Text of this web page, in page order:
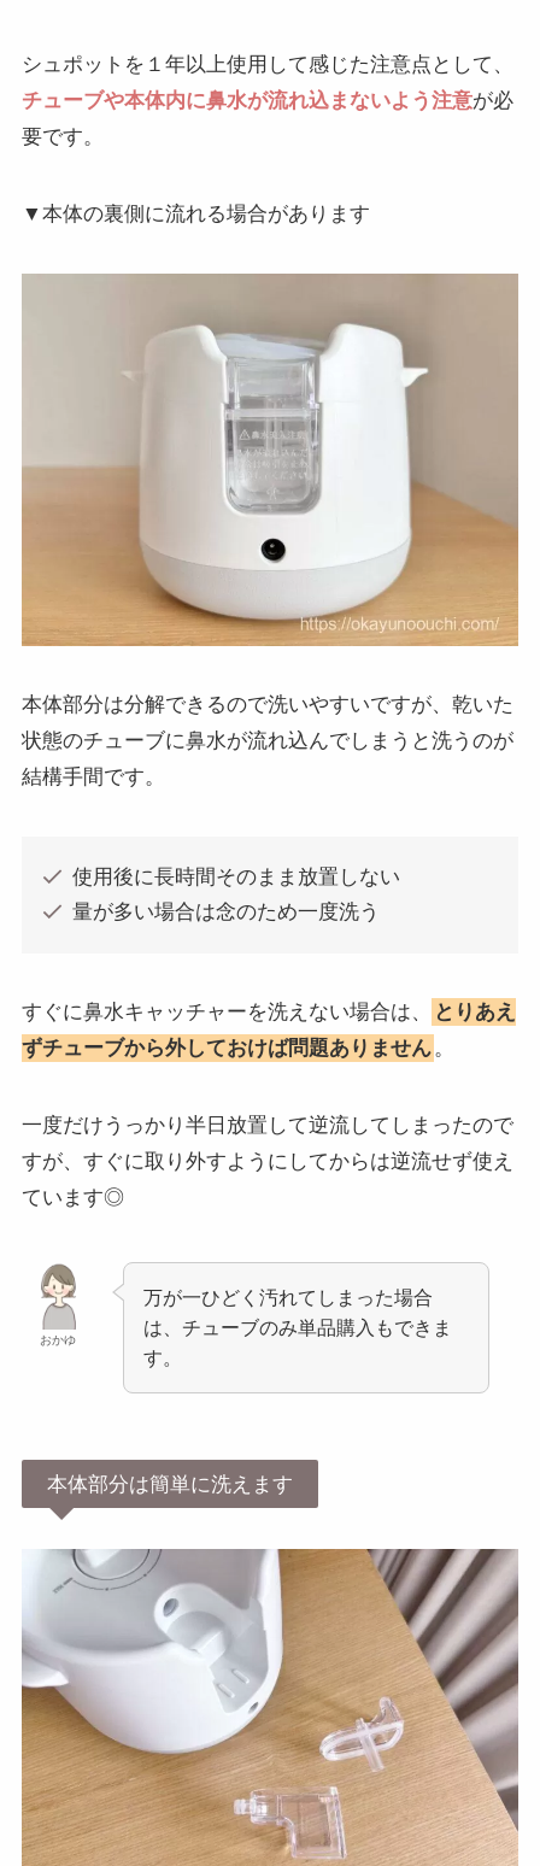
シュポットを１年以上使用して感じた注意点として、
チューブや本体内に鼻水が流れ込まないよう注意が必
要です。
▼本体の裏側に流れる場合があります
本体部分は分解できるので洗いやすいですが、乾いた
状態のチューブに鼻水が流れ込んでしまうと洗うのが
結構手間です。
使用後に長時間そのまま放置しない
量が多い場合は念のため一度洗う
すぐに鼻水キャッチャーを洗えない場合は、
とりあえ
ずチューブから外しておけば問題ありません 。
一度だけうっかり半日放置して逆流してしまったので
すが、すぐに取り外すようにしてからは逆流せず使え
ています◎
おかゆ
万が一ひどく汚れてしまった場合
は、チューブのみ単品購入もできま
す。
本体部分は簡単に洗えます